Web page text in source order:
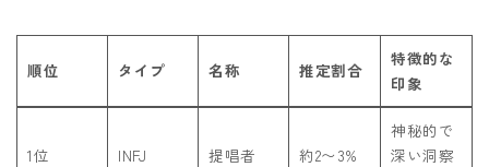
順位 タイプ 名称 推定割合
特徴的な
印象
1位 INFJ 提唱者 約2〜3%
神秘的で
深い洞察